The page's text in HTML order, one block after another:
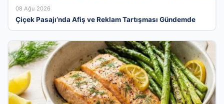
08 Ağu 2026
Çiçek Pasajı’nda Afiş ve Reklam Tartışması Gündemde